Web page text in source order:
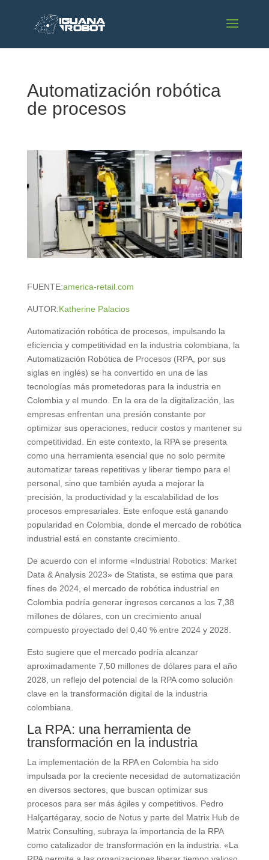
Automatización robótica
de procesos
FUENTE:america-retail.com
AUTOR:Katherine Palacios
Automatización robótica de procesos, impulsando la
eficiencia y competitividad en la industria colombiana, la
Automatización Robótica de Procesos (RPA, por sus
siglas en inglés) se ha convertido en una de las
tecnologías más prometedoras para la industria en
Colombia y el mundo. En la era de la digitalización, las
empresas enfrentan una presión constante por
optimizar sus operaciones, reducir costos y mantener su
competitividad. En este contexto, la RPA se presenta
como una herramienta esencial que no solo permite
automatizar tareas repetitivas y liberar tiempo para el
personal, sino que también ayuda a mejorar la
precisión, la productividad y la escalabilidad de los
procesos empresariales. Este enfoque está ganando
popularidad en Colombia, donde el mercado de robótica
industrial está en constante crecimiento.
De acuerdo con el informe «Industrial Robotics: Market
Data & Analysis 2023» de Statista, se estima que para
fines de 2024, el mercado de robótica industrial en
Colombia podría generar ingresos cercanos a los 7,38
millones de dólares, con un crecimiento anual
compuesto proyectado del 0,40 % entre 2024 y 2028.
Esto sugiere que el mercado podría alcanzar
aproximadamente 7,50 millones de dólares para el año
2028, un reflejo del potencial de la RPA como solución
clave en la transformación digital de la industria
colombiana.
La RPA: una herramienta de
transformación en la industria
La implementación de la RPA en Colombia ha sido
impulsada por la creciente necesidad de automatización
en diversos sectores, que buscan optimizar sus
procesos para ser más ágiles y competitivos. Pedro
Halçartégaray, socio de Notus y parte del Matrix Hub de
Matrix Consulting, subraya la importancia de la RPA
como catalizador de transformación en la industria. «La